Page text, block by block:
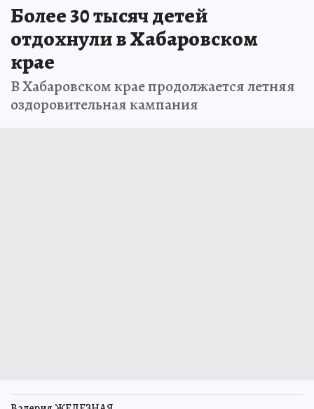
Более 30 тысяч детей
отдохнули в Хабаровском
крае
В Хабаровском крае продолжается летняя
оздоровительная кампания